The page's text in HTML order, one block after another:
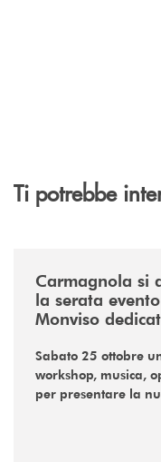
Ti potrebbe
Carmagnola si
la serata
Monviso
Sabato 25 ottobre
workshop, musica,
per presentare la